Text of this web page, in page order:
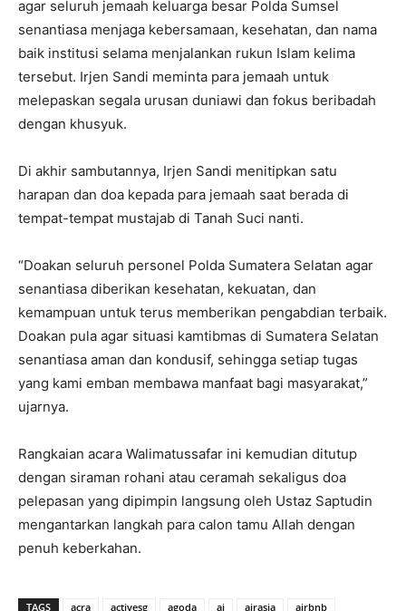
agar seluruh jemaah keluarga besar Polda Sumsel
senantiasa menjaga kebersamaan, kesehatan, dan nama
baik institusi selama menjalankan rukun Islam kelima
tersebut. Irjen Sandi meminta para jemaah untuk
melepaskan segala urusan duniawi dan fokus beribadah
dengan khusyuk.
Di akhir sambutannya, Irjen Sandi menitipkan satu
harapan dan doa kepada para jemaah saat berada di
tempat-tempat mustajab di Tanah Suci nanti.
“Doakan seluruh personel Polda Sumatera Selatan agar
senantiasa diberikan kesehatan, kekuatan, dan
kemampuan untuk terus memberikan pengabdian terbaik.
Doakan pula agar situasi kamtibmas di Sumatera Selatan
senantiasa aman dan kondusif, sehingga setiap tugas
yang kami emban membawa manfaat bagi masyarakat,”
ujarnya.
Rangkaian acara Walimatussafar ini kemudian ditutup
dengan siraman rohani atau ceramah sekaligus doa
pelepasan yang dipimpin langsung oleh Ustaz Saptudin
mengantarkan langkah para calon tamu Allah dengan
penuh keberkahan.
TAGS acra activesg agoda ai airasia airbnb